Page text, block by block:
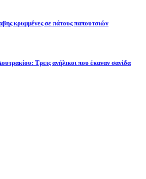
κρυμμένες σε πάτους παπουτσιών
Tρεις ανήλικοι που έκαναν σανίδα